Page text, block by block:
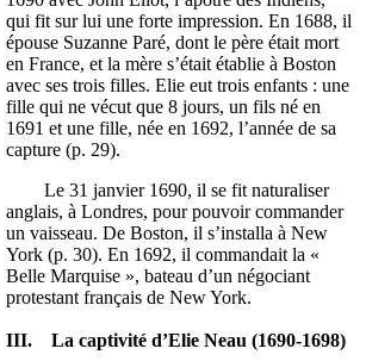
qui fit sur lui une forte impression. En 1688, il
épouse Suzanne Paré, dont le père était mort
en France, et la mère s’était établie à Boston
avec ses trois filles. Elie eut trois enfants : une
fille qui ne vécut que 8 jours, un fils né en
1691 et une fille, née en 1692, l’année de sa
capture (p. 29).
Le 31 janvier 1690, il se fit naturaliser
anglais, à Londres, pour pouvoir commander
un vaisseau. De Boston, il s’installa à New
York (p. 30). En 1692, il commandait la «
Belle Marquise », bateau d’un négociant
protestant français de New York.
III. La captivité d’Elie Neau (1690-1698)